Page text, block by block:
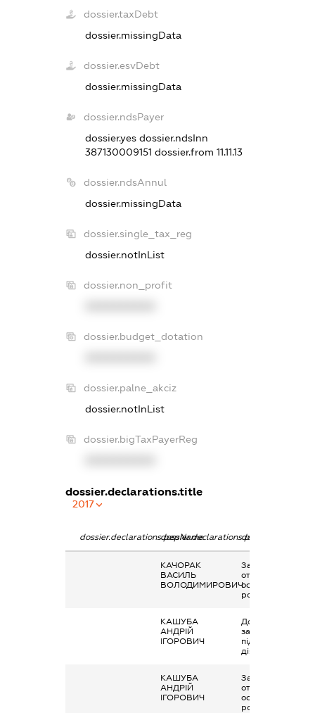
dossier.taxDebt
dossier.missingData
dossier.esvDebt
dossier.missingData
dossier.ndsPayer
dossier.yes dossier.ndsInn
387130009151 dossier.from 11.11.13
dossier.ndsAnnul
dossier.missingData
dossier.single_tax_reg
dossier.notInList
dossier.non_profit
dossier.budget_dotation
dossier.palne_akciz
dossier.notInList
dossier.bigTaxPayerReg
dossier.declarations.title
2017
dossier.declarations.pepNamedossier.declarations.personName
КАЧОРАК
ВАСИЛЬ
ВОЛОДИМИРОВИЧ
Заробітна плата
отримана за
основним місцем
роботи
КАШУБА
АНДРІЙ
ІГОРОВИЧ
Дохід від
зайняття
діяльністю
КАШУБА
АНДРІЙ
ІГОРОВИЧ
Заробітна плата
отримана за
основним місцем
роботи